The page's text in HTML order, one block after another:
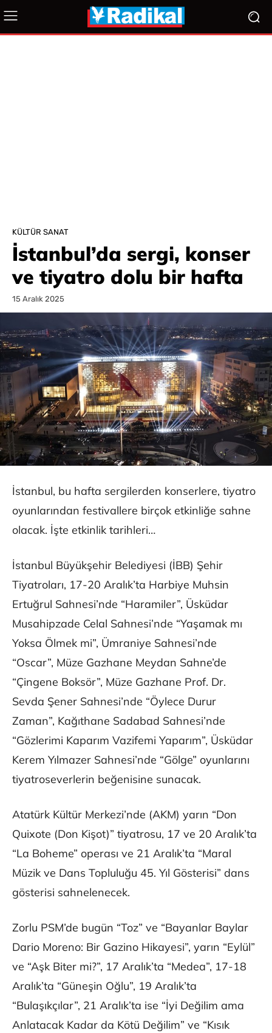
KÜLTÜR SANAT
İstanbul’da sergi, konser
ve tiyatro dolu bir hafta
15 Aralık 2025
İstanbul, bu hafta sergilerden konserlere, tiyatro
oyunlarından festivallere birçok etkinliğe sahne
olacak. İşte etkinlik tarihleri…
İstanbul Büyükşehir Belediyesi (İBB) Şehir
Tiyatroları, 17-20 Aralık’ta Harbiye Muhsin
Ertuğrul Sahnesi’nde “Haramiler”, Üsküdar
Musahipzade Celal Sahnesi’nde “Yaşamak mı
Yoksa Ölmek mi”, Ümraniye Sahnesi’nde
“Oscar”, Müze Gazhane Meydan Sahne’de
“Çingene Boksör”, Müze Gazhane Prof. Dr.
Sevda Şener Sahnesi’nde “Öylece Durur
Zaman”, Kağıthane Sadabad Sahnesi’nde
“Gözlerimi Kaparım Vazifemi Yaparım”, Üsküdar
Kerem Yılmazer Sahnesi’nde “Gölge” oyunlarını
tiyatroseverlerin beğenisine sunacak.
Atatürk Kültür Merkezi’nde (AKM) yarın “Don
Quixote (Don Kişot)” tiyatrosu, 17 ve 20 Aralık’ta
“La Boheme” operası ve 21 Aralık’ta “Maral
Müzik ve Dans Topluluğu 45. Yıl Gösterisi” dans
gösterisi sahnelenecek.
Zorlu PSM’de bugün “Toz” ve “Bayanlar Baylar
Dario Moreno: Bir Gazino Hikayesi”, yarın “Eylül”
ve “Aşk Biter mi?”, 17 Aralık’ta “Medea”, 17-18
Aralık’ta “Güneşin Oğlu”, 19 Aralık’ta
“Bulaşıkçılar”, 21 Aralık’ta ise “İyi Değilim ama
Anlatacak Kadar da Kötü Değilim” ve “Kısık